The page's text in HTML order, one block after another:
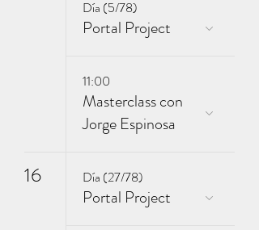
Día (5/78)
Portal Project
11:00
Masterclass con
Jorge Espinosa
16 Día (27/78)
Portal Project